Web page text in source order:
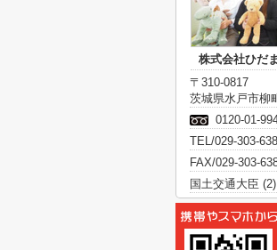
株式会社ひだ
〒310-0817
茨城県水戸市柳
0120-01-
TEL/029-303-
FAX/029-303-
国土交通大臣